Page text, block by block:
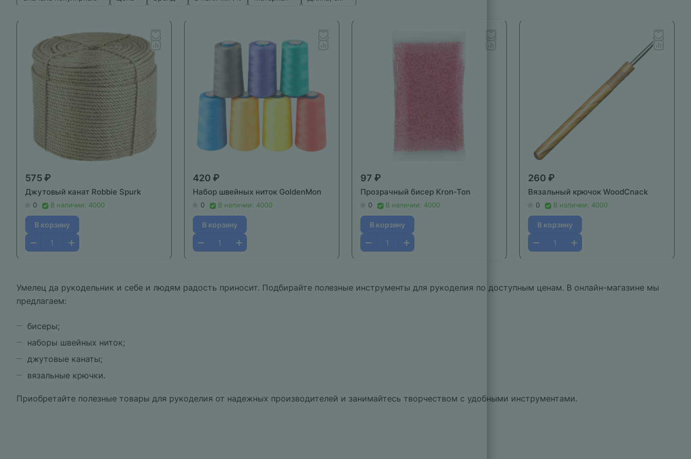
575 ₽
Джутовый канат Robbie Spurk
0 В наличии: 4000
В корзину
420 ₽
Набор швейных ниток GoldenMon
0 В наличии: 4000
В корзину
97 ₽
Прозрачный бисер Kron-Ton
0 В наличии: 4000
В корзину
260 ₽
Вязальный крючок WoodCnack
0 В наличии: 4000
В корзину
Умелец да рукодельник и себе и людям радость приносит. Подбирайте полезные инструменты для рукоделия по доступным ценам. В онлайн-магазине мы
предлагаем:
бисеры;
наборы швейных ниток;
джутовые канаты;
вязальные крючки.
Приобретайте полезные товары для рукоделия от надежных производителей и занимайтесь творчеством с удобными инструментами.